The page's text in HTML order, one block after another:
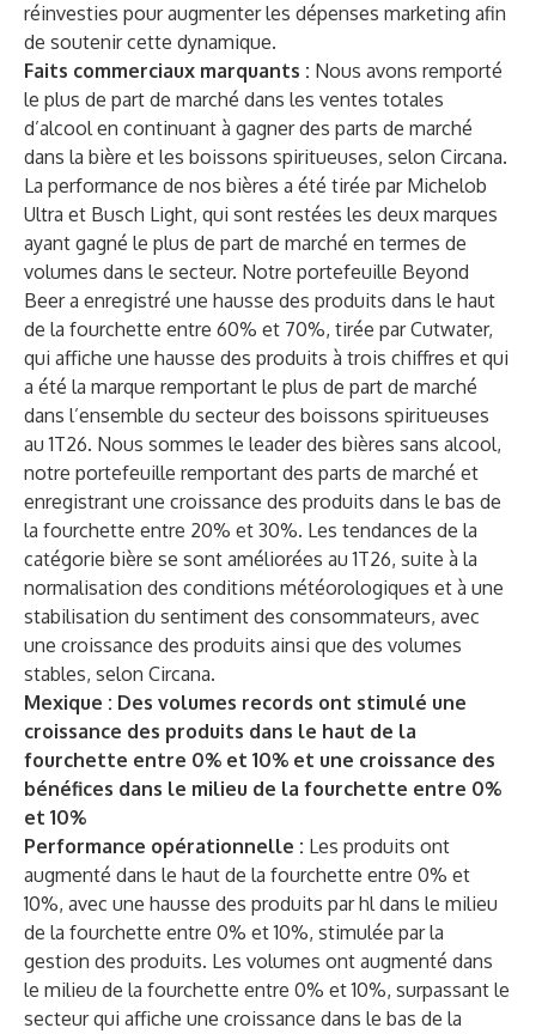
réinvesties pour augmenter les dépenses marketing afin
de soutenir cette dynamique.
Faits commerciaux marquants : Nous avons remporté
le plus de part de marché dans les ventes totales
d’alcool en continuant à gagner des parts de marché
dans la bière et les boissons spiritueuses, selon Circana.
La performance de nos bières a été tirée par Michelob
Ultra et Busch Light, qui sont restées les deux marques
ayant gagné le plus de part de marché en termes de
volumes dans le secteur. Notre portefeuille Beyond
Beer a enregistré une hausse des produits dans le haut
de la fourchette entre 60% et 70%, tirée par Cutwater,
qui affiche une hausse des produits à trois chiffres et qui
a été la marque remportant le plus de part de marché
dans l’ensemble du secteur des boissons spiritueuses
au 1T26. Nous sommes le leader des bières sans alcool,
notre portefeuille remportant des parts de marché et
enregistrant une croissance des produits dans le bas de
la fourchette entre 20% et 30%. Les tendances de la
catégorie bière se sont améliorées au 1T26, suite à la
normalisation des conditions météorologiques et à une
stabilisation du sentiment des consommateurs, avec
une croissance des produits ainsi que des volumes
stables, selon Circana.
Mexique : Des volumes records ont stimulé une
croissance des produits dans le haut de la
fourchette entre 0% et 10% et une croissance des
bénéfices dans le milieu de la fourchette entre 0%
et 10%
Performance opérationnelle : Les produits ont
augmenté dans le haut de la fourchette entre 0% et
10%, avec une hausse des produits par hl dans le milieu
de la fourchette entre 0% et 10%, stimulée par la
gestion des produits. Les volumes ont augmenté dans
le milieu de la fourchette entre 0% et 10%, surpassant le
secteur qui affiche une croissance dans le bas de la